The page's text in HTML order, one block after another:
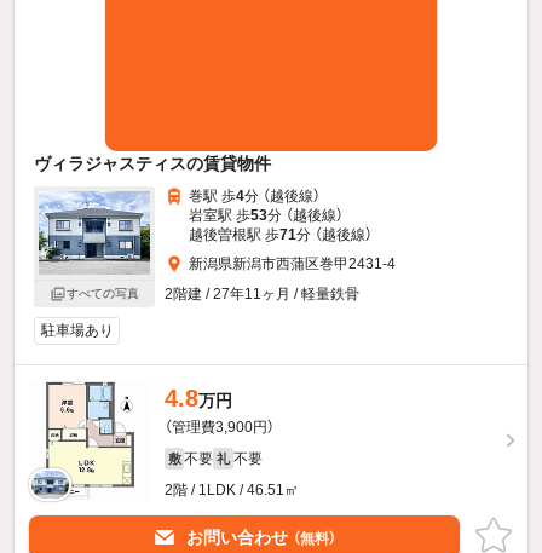
ヴィラジャスティスの賃貸物件
すべての写真
巻駅 歩4分 （越後線）
岩室駅 歩53分 （越後線）
越後曽根駅 歩71分 （越後線）
新潟県新潟市西蒲区巻甲2431-4
2階建 / 27年11ヶ月 / 軽量鉄骨
駐車場あり
4.8万円
（管理費3,900円）
敷 不要 礼 不要
2階 / 1LDK / 46.51㎡
お問い合わせ （無料）